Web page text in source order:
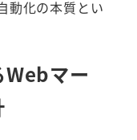
動化の本質とい
マー